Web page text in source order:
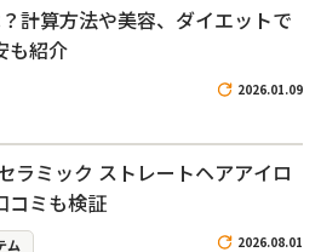
計算方法や美容、ダイエットで
も紹介
2026.01.09
ラミック ストレートヘアアイロ
コミも検証
ム 2026.08.01